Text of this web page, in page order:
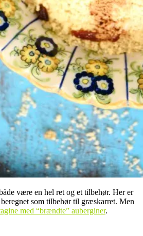
være en hel ret og et tilbehør. Her er
som tilbehør til græskarret. Men
med “brændte” auberginer.